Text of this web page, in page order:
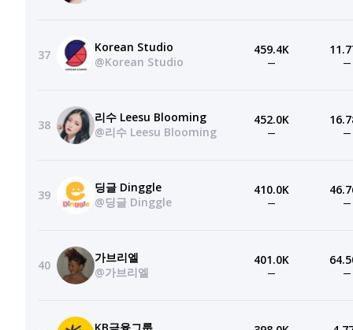
37
Korean Studio
@Korean Studio
459.4K
— —
38
리수 Leesu Blooming
@리수 Leesu Blooming
452.0K
— —
39
딩글 Dinggle
@딩글 Dinggle
410.0K
— —
40
가브리엘
@가브리엘
401.0K
— —